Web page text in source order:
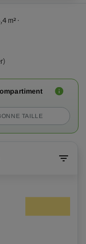
m² ·
TAILLE